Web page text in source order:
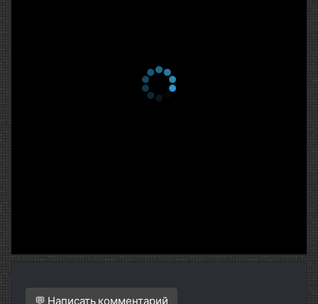
💬 Написать комментарий